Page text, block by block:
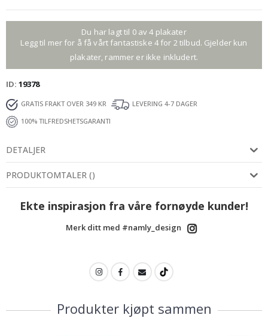
Du har lagt til 0 av 4 plakater
Legg til mer for å få vårt fantastiske 4 for 2 tilbud. Gjelder kun
plakater, rammer er ikke inkludert.
ID 19378
GRATIS FRAKT OVER 349 KR
LEVERING 4-7 DAGER
100% TILFREDSHETSGARANTI
DETALJER
PRODUKTOMTALER ()
Ekte inspirasjon fra våre fornøyde kunder!
Merk ditt med #namly_design
Produkter kjøpt sammen